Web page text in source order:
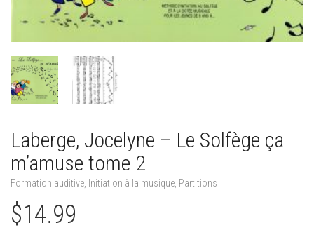
Laberge, Jocelyne – Le Solfège ça
m’amuse tome 2
Formation auditive Initiation à la musique Partitions
$14.99